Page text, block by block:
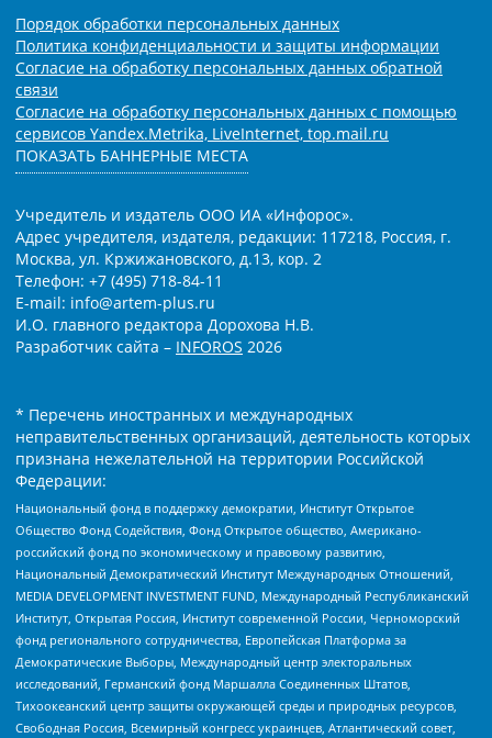
Порядок обработки персональных данных
Политика конфиденциальности и защиты информации
Согласие на обработку персональных данных обратной
связи
Согласие на обработку персональных данных с помощью
сервисов Yandex.Metrika, LiveInternet, top.mail.ru
ПОКАЗАТЬ БАННЕРНЫЕ МЕСТА
Учредитель и издатель ООО ИА «Инфорос».
Адрес учредителя, издателя, редакции: 117218, Россия, г.
Москва, ул. Кржижановского, д.13, кор. 2
Телефон: +7 (495) 718-84-11
E-mail: info@artem-plus.ru
И.О. главного редактора Дорохова Н.В.
Разработчик сайта – INFOROS 2026
* Перечень иностранных и международных
неправительственных организаций, деятельность которых
признана нежелательной на территории Российской
Федерации:
Национальный фонд в поддержку демократии, Институт Открытое
Общество Фонд Содействия, Фонд Открытое общество, Американо-
российский фонд по экономическому и правовому развитию,
Национальный Демократический Институт Международных Отношений,
MEDIA DEVELOPMENT INVESTMENT FUND, Международный Республиканский
Институт, Открытая Россия, Институт современной России, Черноморский
фонд регионального сотрудничества, Европейская Платформа за
Демократические Выборы, Международный центр электоральных
исследований, Германский фонд Маршалла Соединенных Штатов,
Тихоокеанский центр защиты окружающей среды и природных ресурсов,
Свободная Россия, Всемирный конгресс украинцев, Атлантический совет,